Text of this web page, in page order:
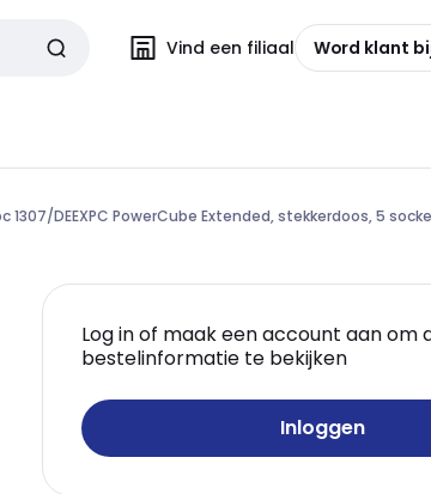
Vind een filiaal Word klant
1307/DEEXPC PowerCube Extended, stekkerdoos, 5
Log in of maak een account aan om
bestelinformatie te bekijken
Inloggen